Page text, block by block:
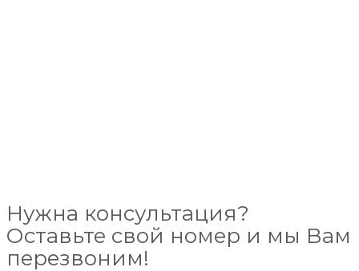
Нужна консультация?
Оставьте свой номер и мы Вам
перезвоним!